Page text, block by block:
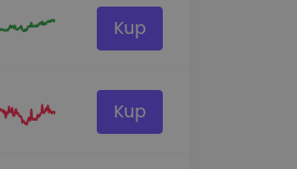
Kup
Kup